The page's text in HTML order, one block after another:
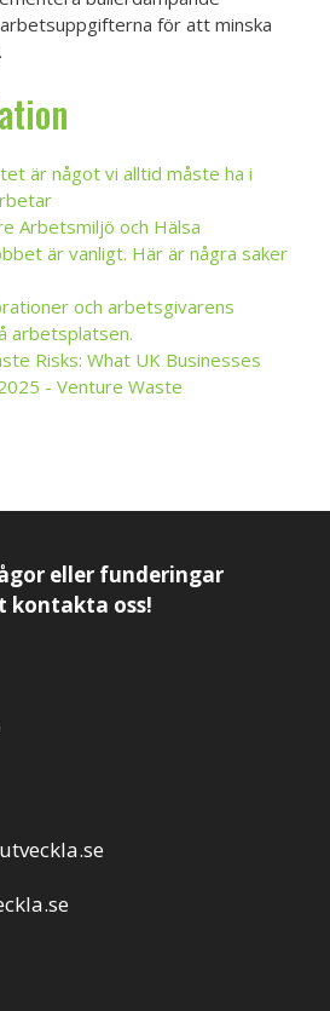
för att minska
är något vi alltid måste ha i
Arbetsmiljö och Hälsa
är vanligt. Här är några saker
och arbetsgivarens
arbetsplatsen.
Risks: What UK Businesses
- Venture Waste
eller funderingar
kontakta oss!